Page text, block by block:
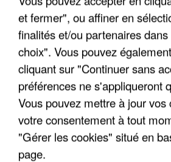
5 août 2026
et fermer", ou affiner en
finalités et/ou partenaires
choix". Vous pouvez
cliquant sur "Continuer sans
préférences ne s'appliqueront
Vous pouvez mettre à jour vos
votre consentement à tout
"Gérer les cookies" situé en
page.